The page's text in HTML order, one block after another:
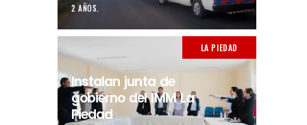
2 AÑOS.
LA PIEDAD
Instalan junta de
gobierno del IMM La
Piedad